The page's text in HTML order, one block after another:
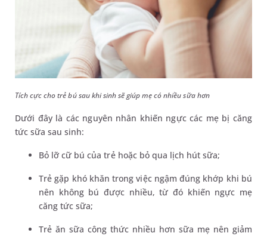
Tích cực cho trẻ bú sau khi sinh sẽ giúp mẹ có nhiều sữa hơn
Dưới đây là các nguyên nhân khiến ngực các mẹ bị căng
tức sữa sau sinh:
Bỏ lỡ cữ bú của trẻ hoặc bỏ qua lịch hút sữa;
Trẻ gặp khó khăn trong việc ngậm đúng khớp khi bú
nên không bú được nhiều, từ đó khiến ngực mẹ
căng tức sữa;
Trẻ ăn sữa công thức nhiều hơn sữa mẹ nên giảm